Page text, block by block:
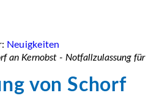
Neuigkeiten
an Kernobst - Notfallzulassung für
von Schorf